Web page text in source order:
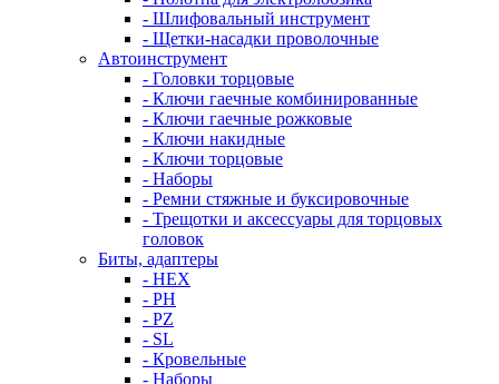
- Шлифовальный инструмент
- Щетки-насадки проволочные
Автоинструмент
- Головки торцовые
- Ключи гаечные комбинированные
- Ключи гаечные рожковые
- Ключи накидные
- Ключи торцовые
- Наборы
- Ремни стяжные и буксировочные
- Трещотки и аксессуары для торцовых
головок
Биты, адаптеры
- HEX
- PH
- PZ
- SL
- Кровельные
- Наборы